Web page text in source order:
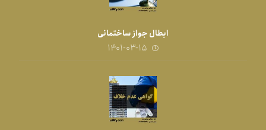
ابطال جواز ساختمانی
۱۴۰۱-۰۳-۱۵